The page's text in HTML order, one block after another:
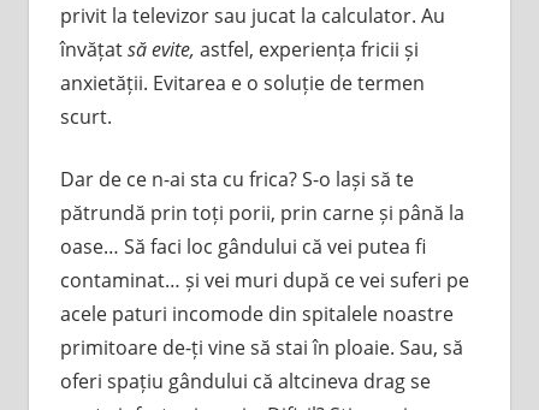
privit la televizor sau jucat la calculator. Au
învățatsă evite, astfel, experiența fricii și
anxietății. Evitarea e o soluție de termen
scurt.
Dar de ce n-ai sta cu frica? S-o lași să te
pătrundă prin toți porii, prin carne și până la
oase… Să faci loc gândului că vei putea fi
contaminat… și vei muri după ce vei suferi pe
acele paturi incomode din spitalele noastre
primitoare de-ți vine să stai în ploaie. Sau, să
oferi spațiu gândului că altcineva drag se